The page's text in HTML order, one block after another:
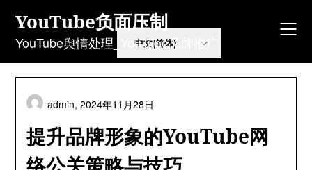
content
YouTube负面压制
YouTube舆情处理_YouTube品牌推广
提升品牌形象的YouTube网
admin,2024年11月28日